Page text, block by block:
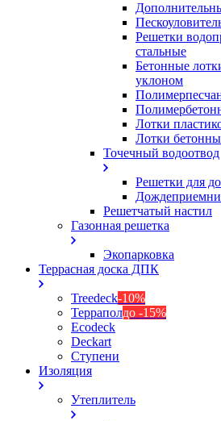
Решетки
стальные
Бетонные
уклоном
Лотки
Лотки
Точечный водоотвод
Решетки для
Решетчатый настил
Газонная решетка
Экопарковка
Террасная доска ДПК
Treedeck-10%
Терраполдо -15%
Ecodeck
Deckart
Ступени
Изоляция
Утеплитель